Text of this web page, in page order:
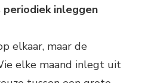
inleggen
elkaar, maar de
elke maand inlegt uit